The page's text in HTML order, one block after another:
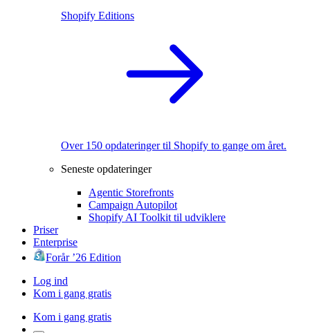
Shopify Editions
Over 150 opdateringer til Shopify to gange om året.
Seneste opdateringer
Agentic Storefronts
Campaign Autopilot
Shopify AI Toolkit til udviklere
Priser
Enterprise
Forår ’26 Edition
Log ind
Kom i gang gratis
Kom i gang gratis